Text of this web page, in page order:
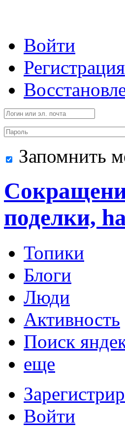
Войти
Регистрация
Запомнить
поделки,
Топики
Блоги
Люди
Активность
Поиск
еще
Войти